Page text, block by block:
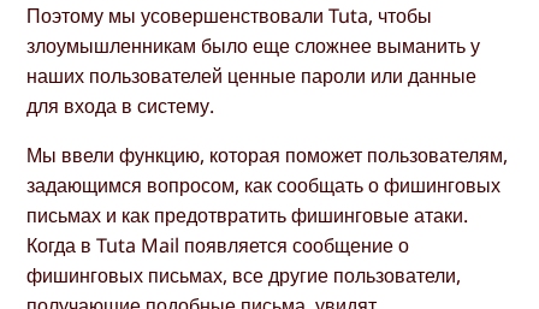
Поэтому мы усовершенствовали Tuta, чтобы
злоумышленникам было еще сложнее выманить у
наших пользователей ценные пароли или данные
для входа в систему.
Мы ввели функцию, которая поможет пользователям,
задающимся вопросом, как сообщать о фишинговых
письмах и как предотвратить фишинговые атаки.
Когда в Tuta Mail появляется сообщение о
фишинговых письмах, все другие пользователи,